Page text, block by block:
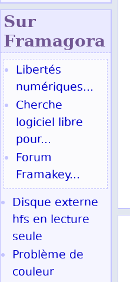
Sur
Framagora
Libertés
numériques...
Cherche
logiciel libre
pour...
Forum
Framakey...
Disque externe
hfs en lecture
seule
Problème de
couleur